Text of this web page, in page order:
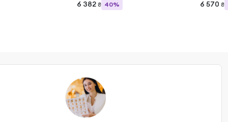
6 382 ₴ 40% 6 570 ₴